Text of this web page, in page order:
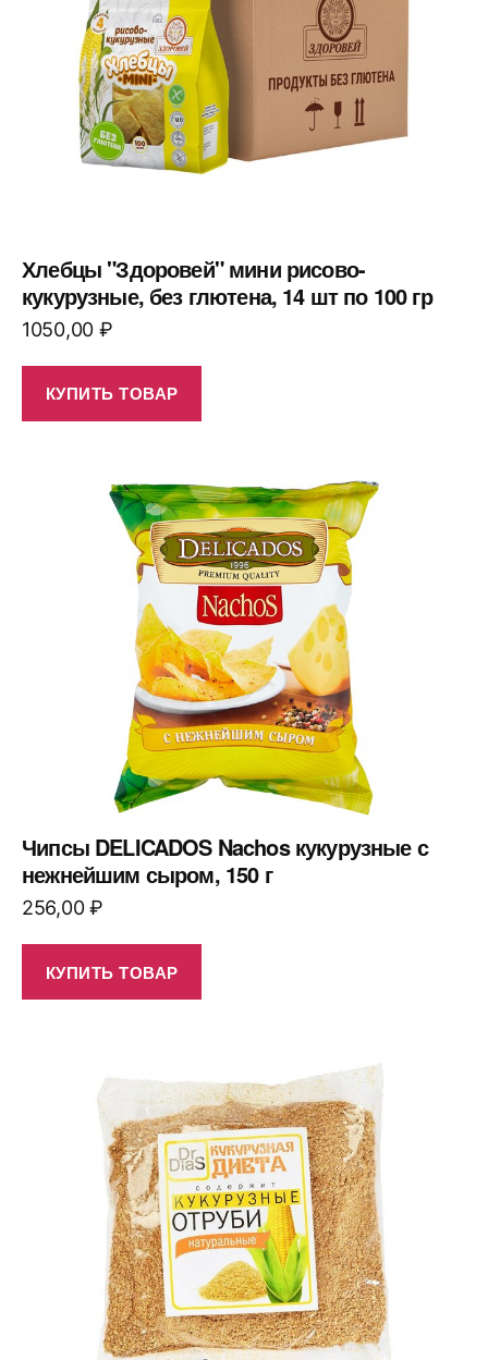
Хлебцы "Здоровей" мини рисово-
кукурузные, без глютена, 14 шт по 100 гр
1050,00 ₽
КУПИТЬ ТОВАР
Чипсы DELICADOS Nachos кукурузные с
нежнейшим сыром, 150 г
256,00₽
КУПИТЬ ТОВАР